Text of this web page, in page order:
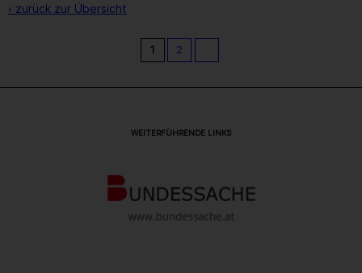
‹ zurück zur Übersicht
1 2
WEITERFÜHRENDE LINKS